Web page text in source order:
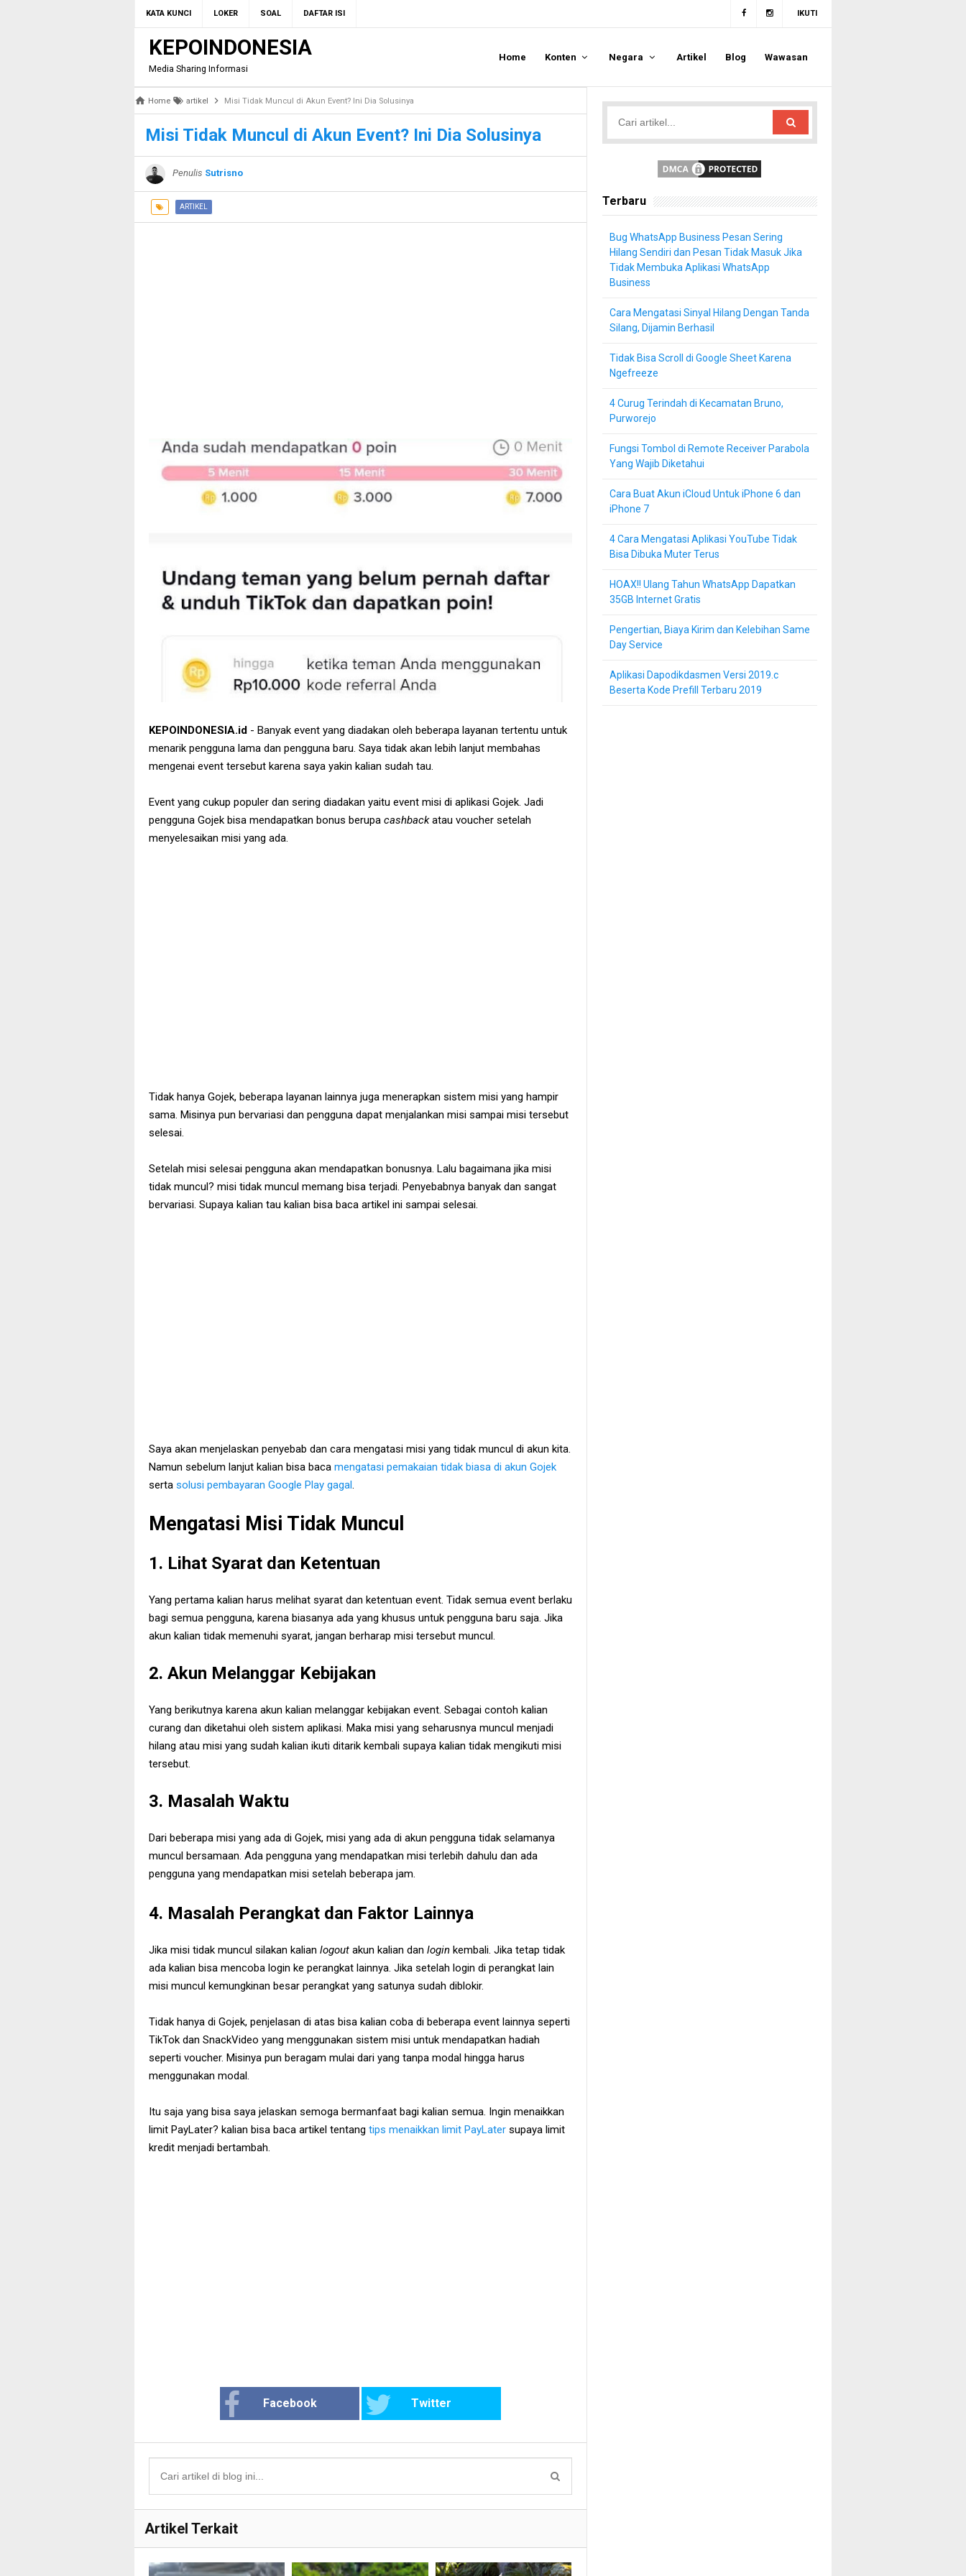
KATA KUNCI LOKER SOAL DAFTAR ISI IKUTI
KEPOINDONESIA
Media Sharing Informasi
Home Konten Negara Artikel Blog Wawasan
Home artikel Misi Tidak Muncul di Akun Event? Ini Dia Solusinya
Misi Tidak Muncul di Akun Event? Ini Dia Solusinya
Penulis Sutrisno
ARTIKEL
KEPOINDONESIA.id - Banyak event yang diadakan oleh beberapa layanan tertentu untuk
menarik pengguna lama dan pengguna baru. Saya tidak akan lebih lanjut membahas
mengenai event tersebut karena saya yakin kalian sudah tau.
Event yang cukup populer dan sering diadakan yaitu event misi di aplikasi Gojek. Jadi
pengguna Gojek bisa mendapatkan bonus berupa cashbackatau voucher setelah
menyelesaikan misi yang ada.
Tidak hanya Gojek, beberapa layanan lainnya juga menerapkan sistem misi yang hampir
sama. Misinya pun bervariasi dan pengguna dapat menjalankan misi sampai misi tersebut
selesai.
Setelah misi selesai pengguna akan mendapatkan bonusnya. Lalu bagaimana jika misi
tidak muncul? misi tidak muncul memang bisa terjadi. Penyebabnya banyak dan sangat
bervariasi. Supaya kalian tau kalian bisa baca artikel ini sampai selesai.
Saya akan menjelaskan penyebab dan cara mengatasi misi yang tidak muncul di akun kita.
Namun sebelum lanjut kalian bisa baca mengatasi pemakaian tidak biasa di akun Gojek
serta solusi pembayaran Google Play gagal.
Mengatasi Misi Tidak Muncul
1. Lihat Syarat dan Ketentuan
Yang pertama kalian harus melihat syarat dan ketentuan event. Tidak semua event berlaku
bagi semua pengguna, karena biasanya ada yang khusus untuk pengguna baru saja. Jika
akun kalian tidak memenuhi syarat, jangan berharap misi tersebut muncul.
2. Akun Melanggar Kebijakan
Yang berikutnya karena akun kalian melanggar kebijakan event. Sebagai contoh kalian
curang dan diketahui oleh sistem aplikasi. Maka misi yang seharusnya muncul menjadi
hilang atau misi yang sudah kalian ikuti ditarik kembali supaya kalian tidak mengikuti misi
tersebut.
3. Masalah Waktu
Dari beberapa misi yang ada di Gojek, misi yang ada di akun pengguna tidak selamanya
muncul bersamaan. Ada pengguna yang mendapatkan misi terlebih dahulu dan ada
pengguna yang mendapatkan misi setelah beberapa jam.
4. Masalah Perangkat dan Faktor Lainnya
Jika misi tidak muncul silakan kalian logout akun kalian dan login kembali. Jika tetap tidak
ada kalian bisa mencoba login ke perangkat lainnya. Jika setelah login di perangkat lain
misi muncul kemungkinan besar perangkat yang satunya sudah diblokir.
Tidak hanya di Gojek, penjelasan di atas bisa kalian coba di beberapa event lainnya seperti
TikTok dan SnackVideo yang menggunakan sistem misi untuk mendapatkan hadiah
seperti voucher. Misinya pun beragam mulai dari yang tanpa modal hingga harus
menggunakan modal.
Itu saja yang bisa saya jelaskan semoga bermanfaat bagi kalian semua. Ingin menaikkan
limit PayLater? kalian bisa baca artikel tentang tips menaikkan limit PayLater supaya limit
kredit menjadi bertambah.
Facebook Twitter
Artikel Terkait
Terbaru
Bug WhatsApp Business Pesan Sering
Hilang Sendiri dan Pesan Tidak Masuk Jika
Tidak Membuka Aplikasi WhatsApp
Business
Cara Mengatasi Sinyal Hilang Dengan Tanda
Silang, Dijamin Berhasil
Tidak Bisa Scroll di Google Sheet Karena
Ngefreeze
4 Curug Terindah di Kecamatan Bruno,
Purworejo
Fungsi Tombol di Remote Receiver Parabola
Yang Wajib Diketahui
Cara Buat Akun iCloud Untuk iPhone 6 dan
iPhone 7
4 Cara Mengatasi Aplikasi YouTube Tidak
Bisa Dibuka Muter Terus
HOAX!! Ulang Tahun WhatsApp Dapatkan
35GB Internet Gratis
Pengertian, Biaya Kirim dan Kelebihan Same
Day Service
Aplikasi Dapodikdasmen Versi 2019.c
Beserta Kode Prefill Terbaru 2019